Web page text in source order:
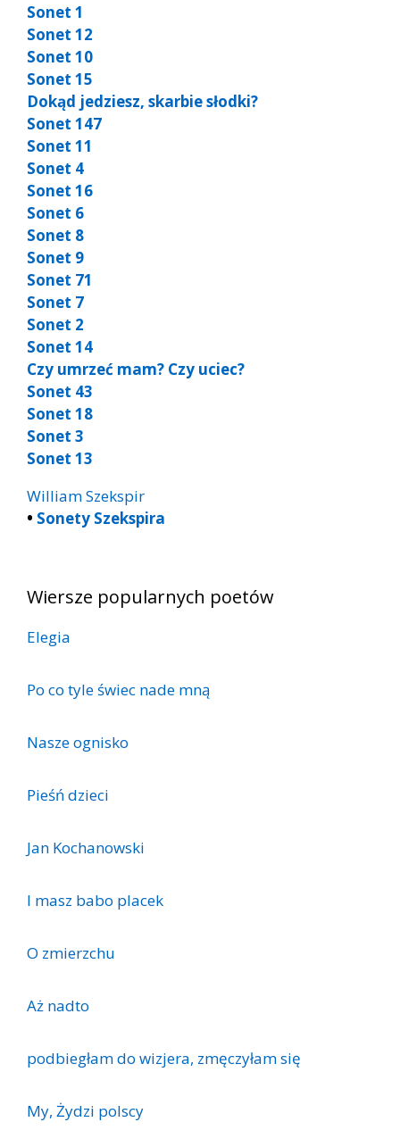
Sonet 1
Sonet 12
Sonet 10
Sonet 15
Dokąd jedziesz, skarbie słodki?
Sonet 147
Sonet 11
Sonet 4
Sonet 16
Sonet 6
Sonet 8
Sonet 9
Sonet 71
Sonet 7
Sonet 2
Sonet 14
Czy umrzeć mam? Czy uciec?
Sonet 43
Sonet 18
Sonet 3
Sonet 13
William Szekspir
• Sonety Szekspira
Wiersze popularnych poetów
Elegia
Po co tyle świec nade mną
Nasze ognisko
Pieśń dzieci
Jan Kochanowski
I masz babo placek
O zmierzchu
Aż nadto
podbiegłam do wizjera, zmęczyłam się
My, Żydzi polscy